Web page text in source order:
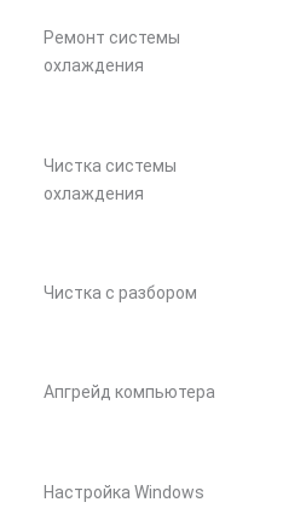
Ремонт системы
охлаждения
Чистка системы
охлаждения
Чистка с разбором
Апгрейд компьютера
Настройка Windows